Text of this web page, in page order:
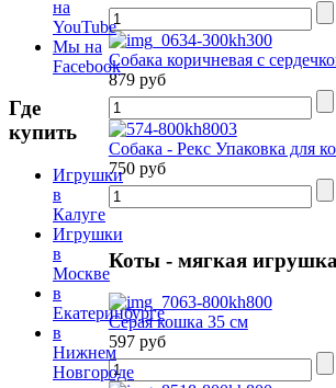
Собака коричневая с
879 руб
Собака - Рекс Упаковка для
750 руб
Коты- мягкая
Серая кошка 35 см
597 руб
на
YouTube
Мы на
Facebook
Где
купить
Игрушки
в
Калуге
Игрушки
в
Москве
в
Екатеринбурге
в
Нижнем
Новгороде